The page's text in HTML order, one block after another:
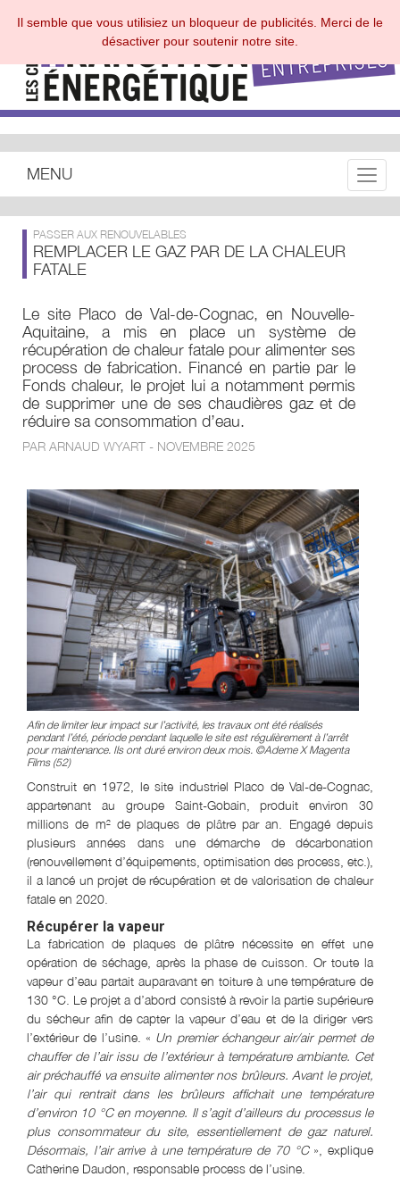
MENU
PASSER AUX RENOUVELABLES
REMPLACER LE GAZ PAR DE LA CHALEUR
FATALE
Le site Placo de Val-de-Cognac, en Nouvelle-
Aquitaine, a mis en place un système de
récupération de chaleur fatale pour alimenter ses
process de fabrication. Financé en partie par le
Fonds chaleur, le projet lui a notamment permis
de supprimer une de ses chaudières gaz et de
réduire sa consommation d’eau.
PAR ARNAUD WYART - NOVEMBRE 2025
Afin de limiter leur impact sur l’activité, les travaux ont été réalisés
pendant l’été, période pendant laquelle le site est régulièrement à l’arrêt
pour maintenance. Ils ont duré environ deux mois. ©Ademe X Magenta
Films (52)
Construit en 1972, le site industriel Placo de Val-de-Cognac,
appartenant au groupe Saint-Gobain, produit environ 30
millions de m² de plaques de plâtre par an. Engagé depuis
plusieurs années dans une démarche de décarbonation
(renouvellement d’équipements, optimisation des process, etc.),
il a lancé un projet de récupération et de valorisation de chaleur
fatale en 2020.
Récupérer la vapeur
La fabrication de plaques de plâtre nécessite en effet une
opération de séchage, après la phase de cuisson. Or toute la
vapeur d’eau partait auparavant en toiture à une température de
130 °C. Le projet a d’abord consisté à revoir la partie supérieure
du sécheur afin de capter la vapeur d’eau et de la diriger vers
l’extérieur de l’usine. « Un premier échangeur air/air permet de
chauffer de l’air issu de l’extérieur à température ambiante. Cet
air préchauffé va ensuite alimenter nos brûleurs. Avant le projet,
l’air qui rentrait dans les brûleurs affichait une température
d’environ 10 °C en moyenne. Il s’agit d’ailleurs du processus le
plus consommateur du site, essentiellement de gaz naturel.
Désormais, l’air arrive à une température de 70 °C », explique
Catherine Daudon, responsable process de l’usine.
Il semble que vous utilisiez un bloqueur de publicités. Merci de le
désactiver pour soutenir notre site.